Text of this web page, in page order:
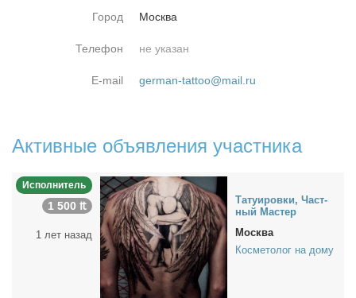
Город Москва
Телефон не указан
E-mail german-tattoo@mail.ru
Активные объявления участника
Исполнитель
1 500 ₶
1 лет назад
Та­ту­и­ров­ки, Част­
ный Ма­стер
Москва
Косметолог на дому